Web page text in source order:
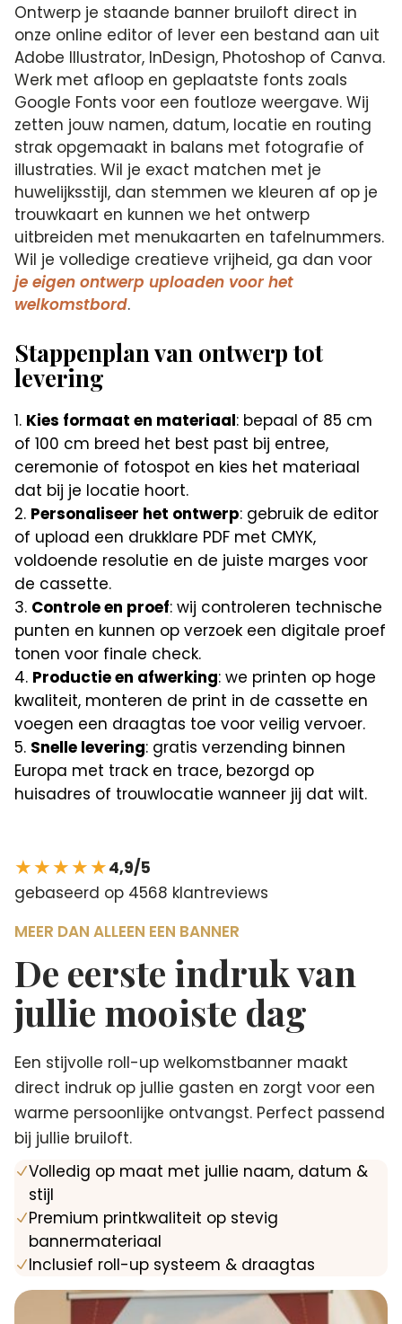
Ontwerp je staande banner bruiloft direct in
onze online editor of lever een bestand aan uit
Adobe Illustrator, InDesign, Photoshop of Canva.
Werk met afloop en geplaatste fonts zoals
Google Fonts voor een foutloze weergave. Wij
zetten jouw namen, datum, locatie en routing
strak opgemaakt in balans met fotografie of
illustraties. Wil je exact matchen met je
huwelijksstijl, dan stemmen we kleuren af op je
trouwkaart en kunnen we het ontwerp
uitbreiden met menukaarten en tafelnummers.
Wil je volledige creatieve vrijheid, ga dan voor
je eigen ontwerp uploaden voor het
welkomstbord.
Stappenplan van ontwerp tot
levering
Kies formaat en materiaal: bepaal of 85 cm
of 100 cm breed het best past bij entree,
ceremonie of fotospot en kies het materiaal
dat bij je locatie hoort.
Personaliseer het ontwerp: gebruik de editor
of upload een drukklare PDF met CMYK,
voldoende resolutie en de juiste marges voor
de cassette.
Controle en proef: wij controleren technische
punten en kunnen op verzoek een digitale proef
tonen voor finale check.
Productie en afwerking: we printen op hoge
kwaliteit, monteren de print in de cassette en
voegen een draagtas toe voor veilig vervoer.
Snelle levering: gratis verzending binnen
Europa met track en trace, bezorgd op
huisadres of trouwlocatie wanneer jij dat wilt.
★★★★★4,9/5
gebaseerd op 4568 klantreviews
MEER DAN ALLEEN EEN BANNER
De eerste indruk van
jullie mooiste dag
Een stijvolle roll-up welkomstbanner maakt
direct indruk op jullie gasten en zorgt voor een
warme persoonlijke ontvangst. Perfect passend
bij jullie bruiloft.
NVolledig op maat met jullie naam, datum &
stijl
NPremium printkwaliteit op stevig
bannermateriaal
NInclusief roll-up systeem & draagtas